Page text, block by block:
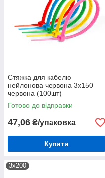
Стяжка для кабелю
нейлонова червона 3х150
червона (100шт)
Готово до відправки
47,06 ₴/упаковка
Купити
3х200